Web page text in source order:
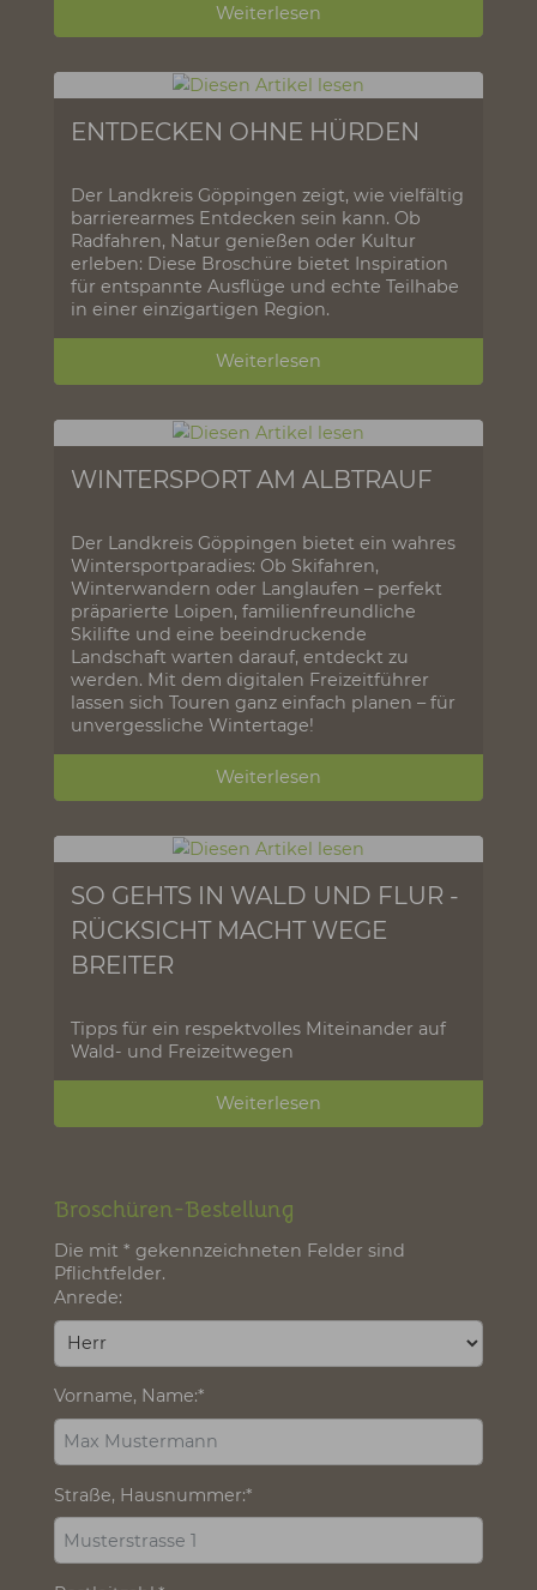
CAMPING - UND
CARAVANSTELLPLÄTZE
Herbergen, Camping- und
Wohnmobilstellplätze im Landkreis
Göppingen
Weiterlesen
ENTDECKEN OHNE HÜRDEN
barrierearmes Entdecken sein kann. Ob
Radfahren, Natur genießen oder Kultur
erleben: Diese Broschüre bietet Inspiration
für entspannte Ausflüge und echte Teilhabe
in einer einzigartigen Region.
Weiterlesen
WINTERSPORT AM ALBTRAUF
Der Landkreis Göppingen bietet ein wahres
Wintersportparadies: Ob Skifahren,
Winterwandern oder Langlaufen – perfekt
präparierte Loipen, familienfreundliche
Landschaft warten darauf, entdeckt zu
werden. Mit dem digitalen Freizeitführer
lassen sich Touren ganz einfach planen – für
unvergessliche Wintertage!
SO GEHTS IN WALD UND FLUR -
RÜCKSICHT MACHT WEGE
BREITER
Tipps für ein respektvolles Miteinander auf
Wald- und Freizeitwegen
Weiterlesen